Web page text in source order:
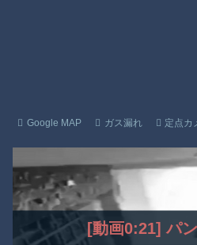
Google MAP ガス漏れ 定点カ
[動画0:21] パ